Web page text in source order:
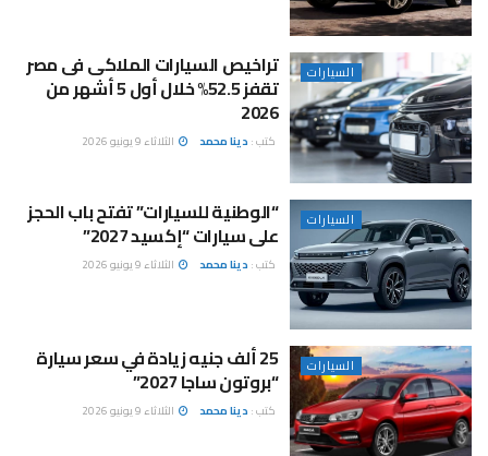
السيارات تراخيص السيارات الملاكى فى مصر
تقفز 52.5% خلال أول 5 أشهر من
2026
كتب : دينا محمد الثلاثاء 9 يونيو 2026
السيارات “الوطنية للسيارات” تفتح باب الحجز
على سيارات “إكسيد 2027”
كتب : دينا محمد الثلاثاء 9 يونيو 2026
السيارات 25 ألف جنيه زيادة في سعر سيارة
“بروتون ساجا 2027”
كتب : دينا محمد الثلاثاء 9 يونيو 2026